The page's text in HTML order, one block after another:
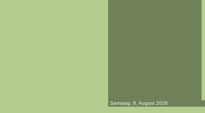
Samstag, 8. August 2026